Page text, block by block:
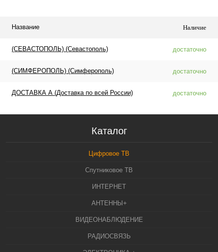
Название Наличие
(СЕВАСТОПОЛЬ) (Севастополь) достаточно
(СИМФЕРОПОЛЬ) (Симферополь) достаточно
ДОСТАВКА А (Доставка по всей России) достаточно
Каталог
Цифровое ТВ
Спутниковое ТВ
ИНТЕРНЕТ
АНТЕННЫ+
ВИДЕОНАБЛЮДЕНИЕ
РАДИОСВЯЗЬ